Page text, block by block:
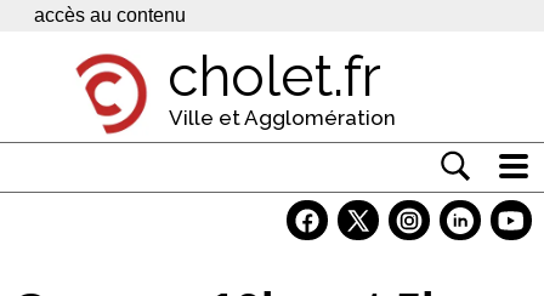
Panneau de gestion des cookies
accès au contenu
cholet.fr
Ville et Agglomération